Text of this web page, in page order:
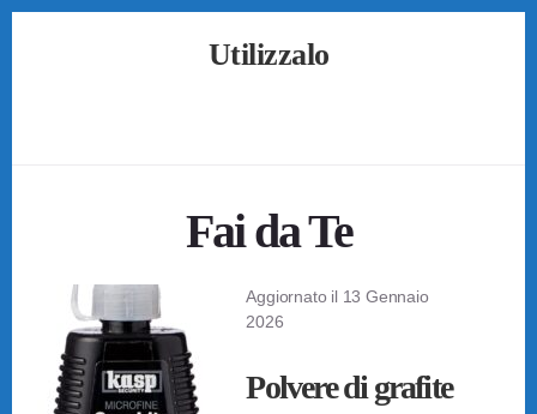
Utilizzalo
Fai da Te
Aggiornato il 13 Gennaio
2026
Polvere di grafite